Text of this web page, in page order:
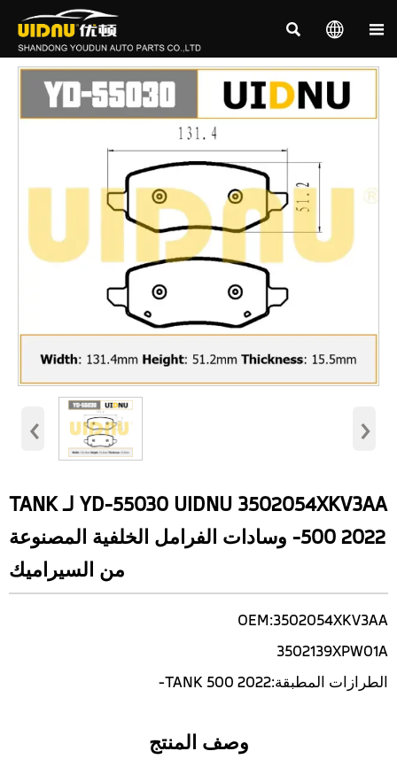
  
‹ ›
YD-55030 UIDNU 3502054XKV3AA لـ TANK
500 2022- وسادات الفرامل الخلفية المصنوعة
من السيراميك
OEM:3502054XKV3AA
3502139XPW01A
الطرازات المطبقة:TANK 500 2022-
وصف المنتج